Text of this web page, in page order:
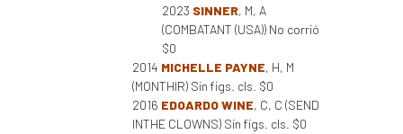
2023 SINNER, M, A
(COMBATANT (USA)) No corrió
$0
2014 MICHELLE PAYNE, H, M
(MONTHIR) Sin figs. cls. $0
2016 EDOARDO WINE, C, C (SEND
INTHE CLOWNS) Sin figs. cls. $0